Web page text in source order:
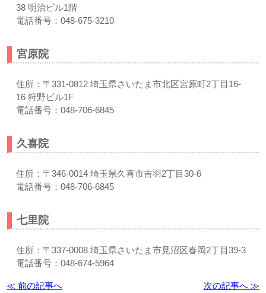
38 明治ビル1階
電話番号：048-675-3210
宮原院
住所：〒331-0812 埼玉県さいたま市北区宮原町2丁目16-
16 狩野ビル1F
電話番号：048-706-6845
久喜院
住所：〒346-0014 埼玉県久喜市吉羽2丁目30-6
電話番号：048-706-6845
七里院
住所：〒337-0008 埼玉県さいたま市見沼区春岡2丁目39-3
電話番号：048-674-5964
≪ 前の記事へ 次の記事へ ≫